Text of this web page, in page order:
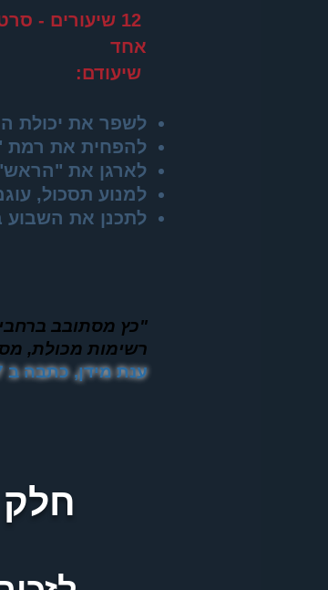
12 שיעורים -
אחד
שיעודם:
לשפר את יכולת
להפחית את רמת
לארגן את
למנוע תסכול,
לתכנן את השבוע
"כץ מסתובב
רשימות מכולת,
ענת מידן, כתבה ב 7 ימים, ידיעות אחרונות, 20.11.06
חלק